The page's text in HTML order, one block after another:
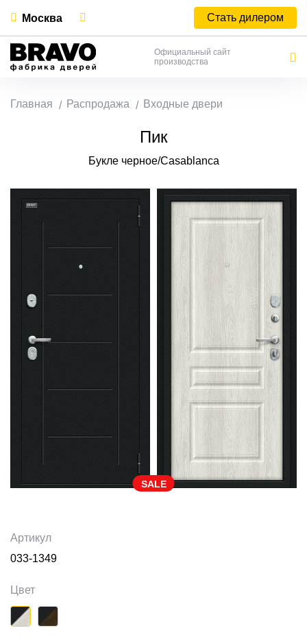
Москва Стать дилером
Официальный сайт
производства
Главная Распродажа Входные двери
Пик
Букле черное/Casablanca
SALE
Артикул
033-1349
Цвет